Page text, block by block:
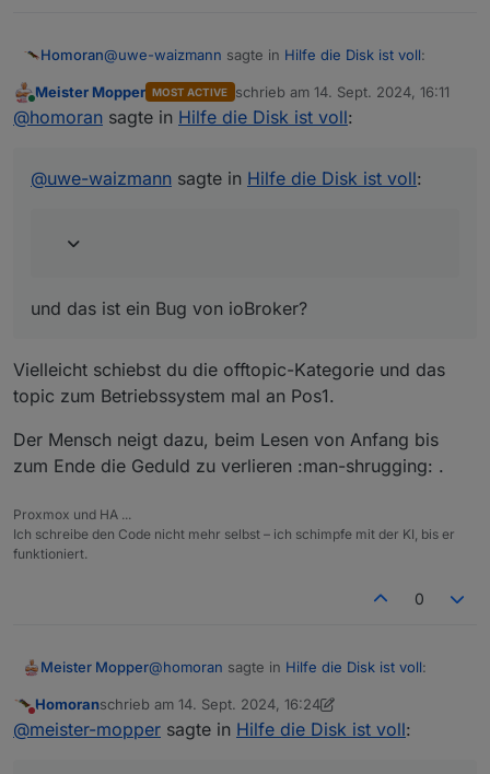
19
/opt/iobroker/
Betriebszeit
whome
Homoran@uwe-waizmann sagte in Hilfe die Disk ist voll:
Jetzt ist die Platte voll und ich hab keine
Online
Meister Mopper MOST ACTIVE schrieb am 14. Sept. 2024, 16:11
zuletzt editiert von
@homoran sagte in Hilfe die Disk ist voll:
@uwe-waizmann sagte in Hilfe die Disk ist voll:
und das ist ein Bug von ioBroker?
Vielleicht schiebst du die offtopic-Kategorie und das
topic zum Betriebssystem mal an Pos1.
Der Mensch neigt dazu, beim Lesen von Anfang bis
zum Ende die Geduld zu verlieren :man-shrugging: .
Proxmox und HA ...
Ich schreibe den Code nicht mehr selbst – ich schimpfe mit der KI, bis er
funktioniert.
0
Meister Mopper@homoran sagte in Hilfe die Disk ist voll:
@uwe-waizmannsagte in Hilfe die Disk
Nicht stören
Homoranschrieb am 14. Sept. 2024, 16:24
zuletzt editiert von Homoran
@meister-mopper sagte in Hilfe die Disk ist voll: